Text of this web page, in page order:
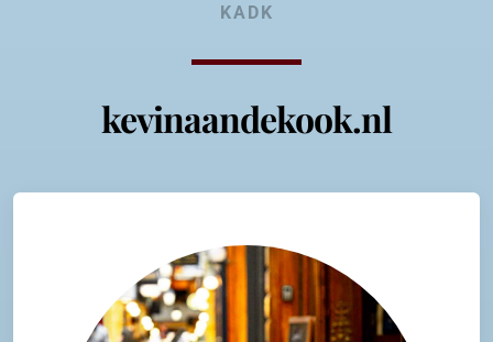
KADK
kevinaandekook.nl